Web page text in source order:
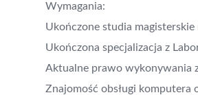
Wymagania:
Ukończone studia
Ukończona specjalizacja z
Aktualne prawo wykonywania
Znajomość obsługi komputera